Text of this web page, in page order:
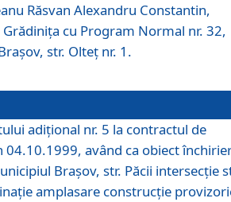
Răsvan Alexandru Constantin,
cu Program Normal nr. 32,
str. Olteț nr. 1.
adițional nr. 5 la contractul de
04.10.1999, având ca obiect
Brașov, str. Păcii intersecție
amplasare construcție